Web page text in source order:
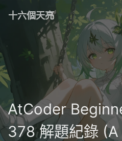
十六個天亮
AtCoder
378 解題紀錄